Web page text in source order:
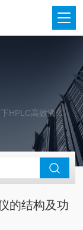
效液相色谱检测仪的结构及功能
的结构及功